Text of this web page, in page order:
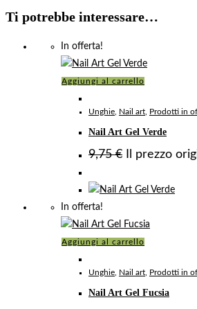
Ti potrebbe interessare…
In offerta!
Aggiungi al carrello
Unghie Nail art Prodotti in
Nail Art Gel Verde
9,75€ Il prezzo
In offerta!
Aggiungi al carrello
Unghie Nail art Prodotti in
Nail Art Gel Fucsia